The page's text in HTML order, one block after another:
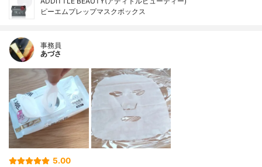
ピーエムプレップマスクボックス
事務員
あづさ
5.00